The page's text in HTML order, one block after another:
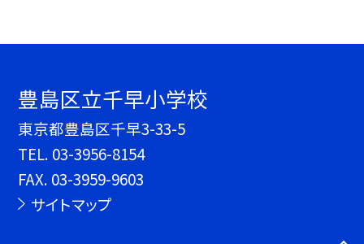
豊島区立千早小学校
東京都豊島区千早3-33-5
TEL. 03-3956-8154
FAX. 03-3959-9603
サイトマップ